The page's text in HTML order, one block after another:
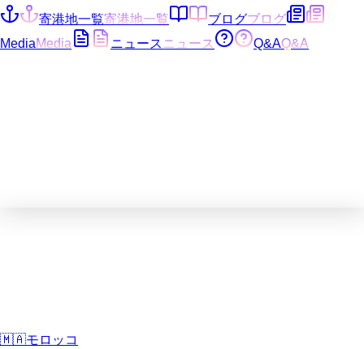
寄港地一覧寄港地一覧 ブログブログ
MediaMedia ニュース ニュース Q&AQ&A
🇲🇦モロッコ